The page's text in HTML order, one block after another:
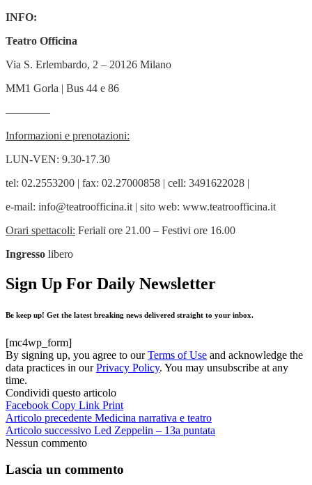
INFO:
Teatro Officina
Via S. Erlembardo, 2 – 20126 Milano
MM1 Gorla | Bus 44 e 86
————
Informazioni e prenotazioni:
LUN-VEN: 9.30-17.30
tel: 02.2553200 | fax: 02.27000858 | cell: 3491622028 |
e-mail: info@teatroofficina.it | sito web: www.teatroofficina.it
Orari spettacoli: Feriali ore 21.00 – Festivi ore 16.00
Ingresso libero
Sign Up For Daily Newsletter
Be keep up! Get the latest breaking news delivered straight to your inbox.
[mc4wp_form]
By signing up, you agree to ourTerms of Use and acknowledge the
data practices in ourPrivacy Policy. You may unsubscribe at any
time.
Condividi questo articolo
Facebook Copy Link Print
Articolo precedente Medicina narrativa e teatro
Articolo successivo Led Zeppelin – 13a puntata
Nessun commento
Lascia un commento